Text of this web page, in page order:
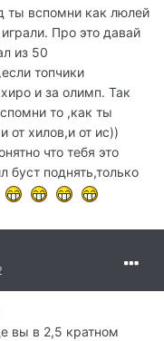
ты вспомни как люлей
Про это давай
из 50
топчики
и за олимп. Так
то ,как ты
от хилов,и от ис))
что тебя это
буст поднять,только
вы в 2,5 кратном